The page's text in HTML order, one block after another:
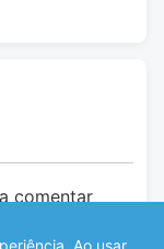
comentar